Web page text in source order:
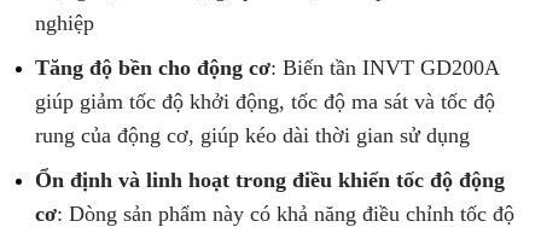
nghiệp
Tăng độ bền cho động cơ: Biến tần INVT GD200A
giúp giảm tốc độ khởi động, tốc độ ma sát và tốc độ
rung của động cơ, giúp kéo dài thời gian sử dụng
Ổn định và linh hoạt trong điều khiển tốc độ động
cơ: Dòng sản phẩm này có khả năng điều chỉnh tốc độ